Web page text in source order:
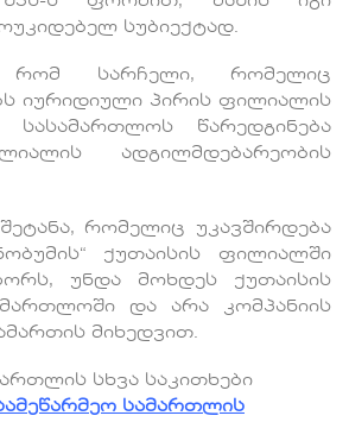
სუბიექტად.
რომ სარჩელი, რომელიც
იურიდიული პირის ფილიალის
სასამართლოს წარედგინება
ადგილმდებარეობის
რომელიც უკავშირდება
ქუთაისის ფილიალში
უნდა მოხდეს ქუთაისის
და არა კომპანიის
მიხედვით.
სხვა საკითხები
სამართლის